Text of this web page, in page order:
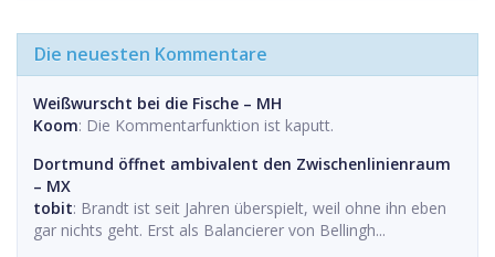
Die neuesten Kommentare
Weißwurscht bei die Fische – MH
Koom: Die Kommentarfunktion ist kaputt.
Dortmund öffnet ambivalent den Zwischenlinienraum
– MX
tobit: Brandt ist seit Jahren überspielt, weil ohne ihn eben
gar nichts geht. Erst als Balancierer von Bellingh...